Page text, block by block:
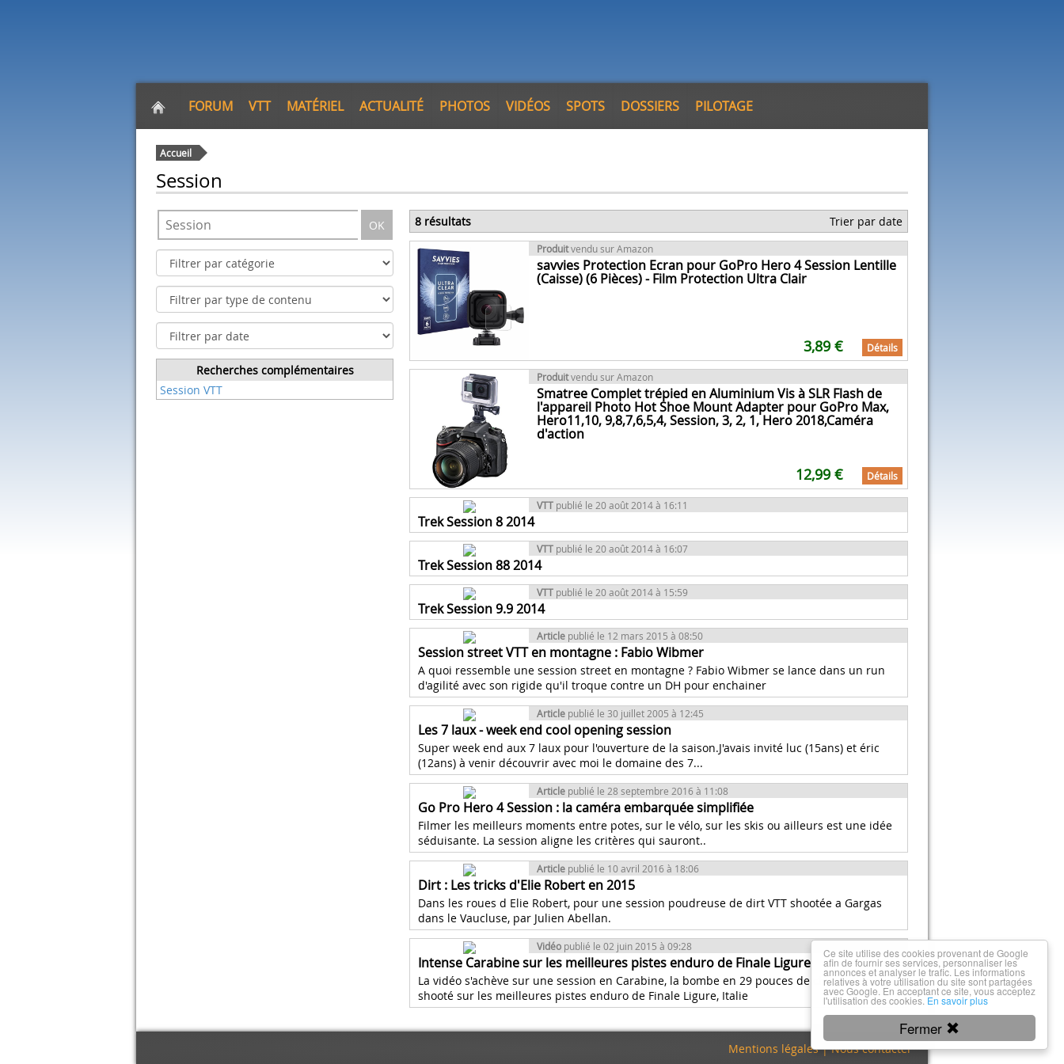
FORUM VTT MATÉRIEL ACTUALITÉ PHOTOS VIDÉOS SPOTS DOSSIERS PILOTAGE
Accueil
Session
OK
Recherches complémentaires
Session VTT
8 résultats Trier par date
Produitvendu sur Amazon
savvies Protection Ecran pour GoPro Hero 4 Session Lentille
(Caisse) (6 Pièces) - Film Protection Ultra Clair
3,89 € Détails
Produitvendu sur Amazon
Smatree Complet trépied en Aluminium Vis à SLR Flash de
l'appareil Photo Hot Shoe Mount Adapter pour GoPro Max,
Hero11,10, 9,8,7,6,5,4, Session, 3, 2, 1, Hero 2018,Caméra
d'action
12,99 € Détails
VTT publié le 20 août 2014 à 16:11
Trek Session 8 2014
VTT publié le 20 août 2014 à 16:07
Trek Session 88 2014
VTT publié le 20 août 2014 à 15:59
Trek Session 9.9 2014
Article publié le 12 mars 2015 à 08:50
Session street VTT en montagne : Fabio Wibmer
A quoi ressemble une session street en montagne ? Fabio Wibmer se lance dans un run
d'agilité avec son rigide qu'il troque contre un DH pour enchainer
Article publié le 30 juillet 2005 à 12:45
Les 7 laux - week end cool opening session
Super week end aux 7 laux pour l'ouverture de la saison.J'avais invité luc (15ans) et éric
(12ans) à venir découvrir avec moi le domaine des 7...
Article publié le 28 septembre 2016 à 11:08
Go Pro Hero 4 Session : la caméra embarquée simplifiée
Filmer les meilleurs moments entre potes, sur le vélo, sur les skis ou ailleurs est une idée
séduisante. La session aligne les critères qui sauront..
Article publié le 10 avril 2016 à 18:06
Dirt : Les tricks d'Elie Robert en 2015
Dans les roues d Elie Robert, pour une session poudreuse de dirt VTT shootée a Gargas
dans le Vaucluse, par Julien Abellan.
Vidéo publié le 02 juin 2015 à 09:28
Intense Carabine sur les meilleures pistes enduro de Finale Ligure
La vidéo s'achève sur une session en Carabine, la bombe en 29 pouces de chez Intense,
shooté sur les meilleures pistes enduro de Finale Ligure, Italie
Mentions légales|Nous contacter
Fermer
Ce site utilise des cookies provenant de Google
afin de fournir ses services, personnaliser les
annonces et analyser le trafic. Les informations
relatives à votre utilisation du site sont partagées
avec Google. En acceptant ce site, vous acceptez
l'utilisation des cookies. En savoir plus